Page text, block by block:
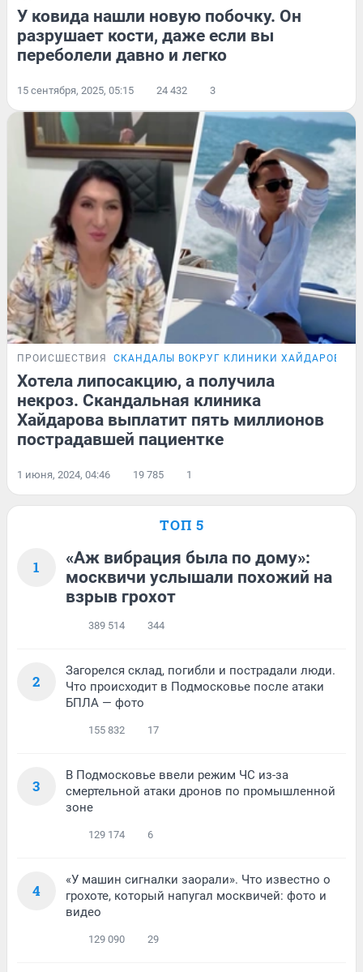
У ковида нашли новую побочку. Он
разрушает кости, даже если вы
переболели давно и легко
15 сентября, 2025, 05:15 24 432 3
ПРОИСШЕСТВИЯ СКАНДАЛЫ ВОКРУГ КЛИНИКИ ХАЙДАРОВА
Хотела липосакцию, а получила
некроз. Скандальная клиника
Хайдарова выплатит пять миллионов
пострадавшей пациентке
1 июня, 2024, 04:46 19 785 1
ТОП 5
1
«Аж вибрация была по дому»:
москвичи услышали похожий на
взрыв грохот
389 514 344
2
Загорелся склад, погибли и пострадали люди.
Что происходит в Подмосковье после атаки
БПЛА — фото
155 832 17
3
В Подмосковье ввели режим ЧС из-за
смертельной атаки дронов по промышленной
зоне
129 174 6
4
«У машин сигналки заорали». Что известно о
грохоте, который напугал москвичей: фото и
видео
129 090 29